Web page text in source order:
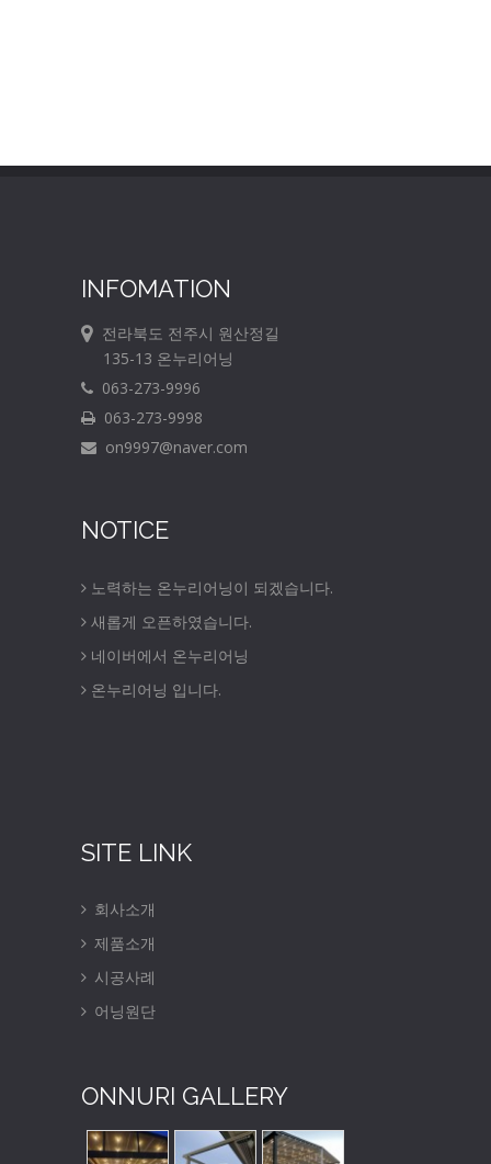
INFOMATION
전라북도 전주시 원산정길
135-13 온누리어닝
063-273-9996
063-273-9998
on9997@naver.com
NOTICE
노력하는 온누리어닝이 되겠습니다.
새롭게 오픈하였습니다.
네이버에서 온누리어닝
온누리어닝 입니다.
SITE LINK
회사소개
제품소개
시공사례
어닝원단
ONNURI GALLERY